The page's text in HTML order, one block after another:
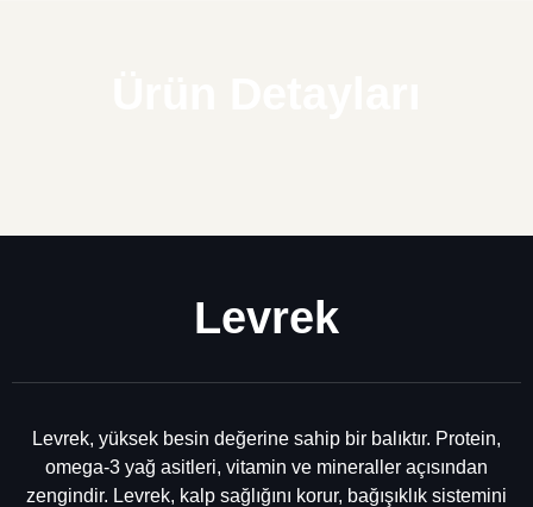
Levrek
Levrek, yüksek besin değerine sahip bir balıktır. Protein,
omega-3 yağ asitleri, vitamin ve mineraller açısından
zengindir. Levrek, kalp sağlığını korur, bağışıklık sistemini